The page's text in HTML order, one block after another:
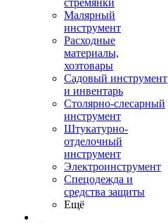
стремянки
Малярный
инструмент
Расходные
материалы,
хозтовары
Садовый инструмент
и инвентарь
Столярно-слесарный
инструмент
Штукатурно-
отделочный
инструмент
Электроинструмент
Спецодежда и
средства защиты
Ещё